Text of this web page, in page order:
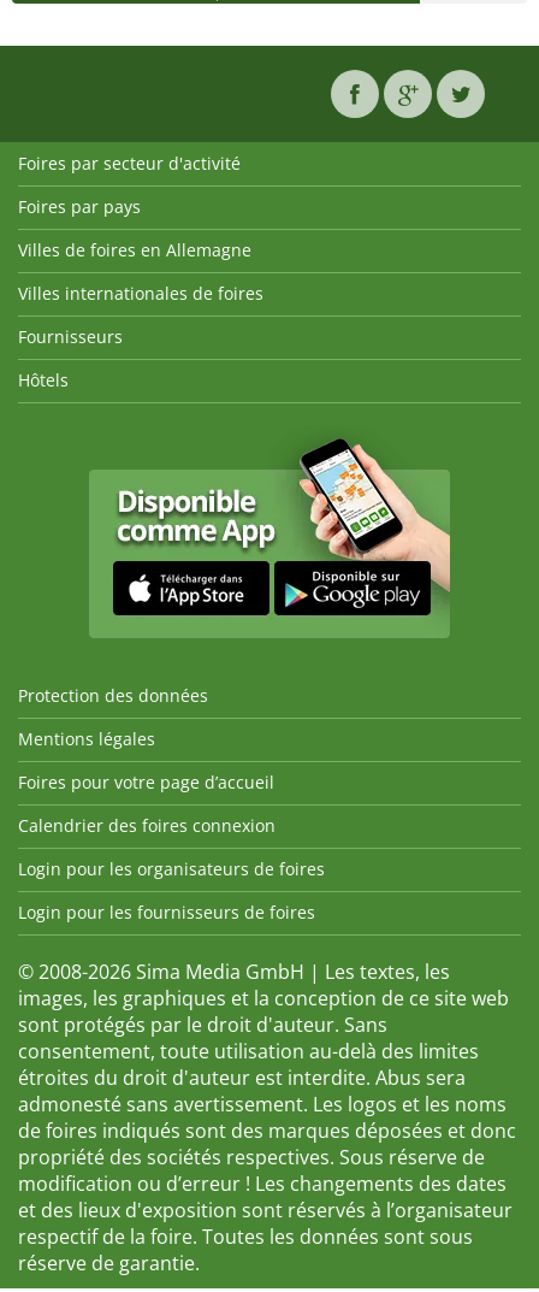
Foires par secteur d'activité
Foires par pays
Villes de foires en Allemagne
Villes internationales de foires
Fournisseurs
Hôtels
Protection des données
Mentions légales
Foires pour votre page d’accueil
Calendrier des foires connexion
Login pour les organisateurs de foires
Login pour les fournisseurs de foires
© 2008-2026 Sima Media GmbH | Les textes, les
images, les graphiques et la conception de ce site web
sont protégés par le droit d'auteur. Sans
consentement, toute utilisation au-delà des limites
étroites du droit d'auteur est interdite. Abus sera
admonesté sans avertissement. Les logos et les noms
de foires indiqués sont des marques déposées et donc
propriété des sociétés respectives. Sous réserve de
modification ou d’erreur ! Les changements des dates
et des lieux d'exposition sont réservés à l’organisateur
respectif de la foire. Toutes les données sont sous
réserve de garantie.